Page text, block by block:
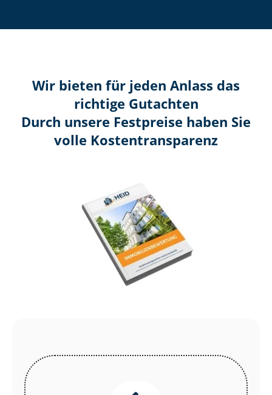
Wir bieten für jeden Anlass das
richtige Gutachten
Durch unsere Festpreise haben Sie
volle Kosten­transparenz